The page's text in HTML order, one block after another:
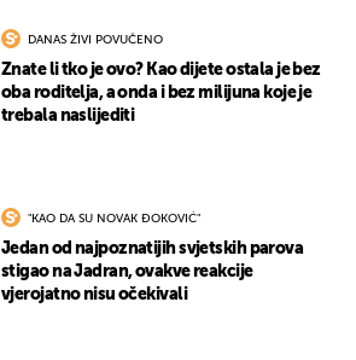
DANAS ŽIVI POVUČENO
Znate li tko je ovo? Kao dijete ostala je bez
oba roditelja, a onda i bez milijuna koje je
trebala naslijediti
"KAO DA SU NOVAK ĐOKOVIĆ"
Jedan od najpoznatijih svjetskih parova
stigao na Jadran, ovakve reakcije
vjerojatno nisu očekivali